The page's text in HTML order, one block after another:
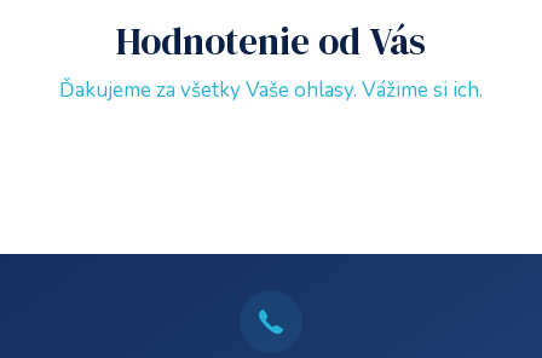
Hodnotenie od Vás
Ďakujeme za všetky Vaše ohlasy. Vážime si ich.